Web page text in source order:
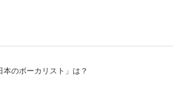
本のボーカリスト」は？